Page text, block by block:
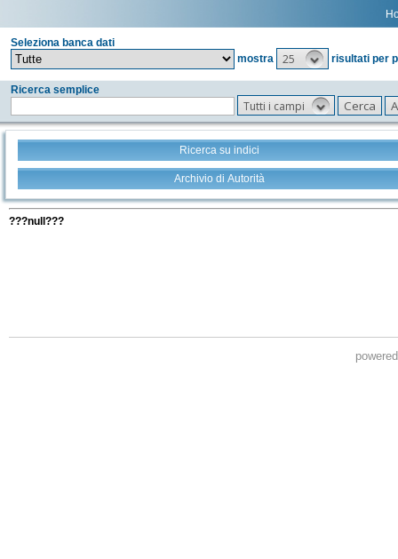
Seleziona banca dati
mostra
25 risultati per
Ricerca semplice
Tutti i campi
Ricerca su indici
Archivio di Autorità
???null???